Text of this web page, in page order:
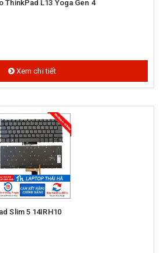
ThinkPad L13 Yoga Gen 4
Xem chi tiết
Slim 5 14IRH10